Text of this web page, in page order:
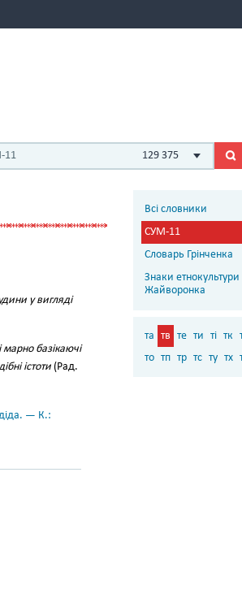
11 129 375
у вигляді
марно базікаючі
істоти (Рад.
— К.:
Всі словники
СУМ-11
Словарь Грінченка
Знаки етнокультури
Жайворонка
та тв те ти ті тк
то тп тр тс ту тх